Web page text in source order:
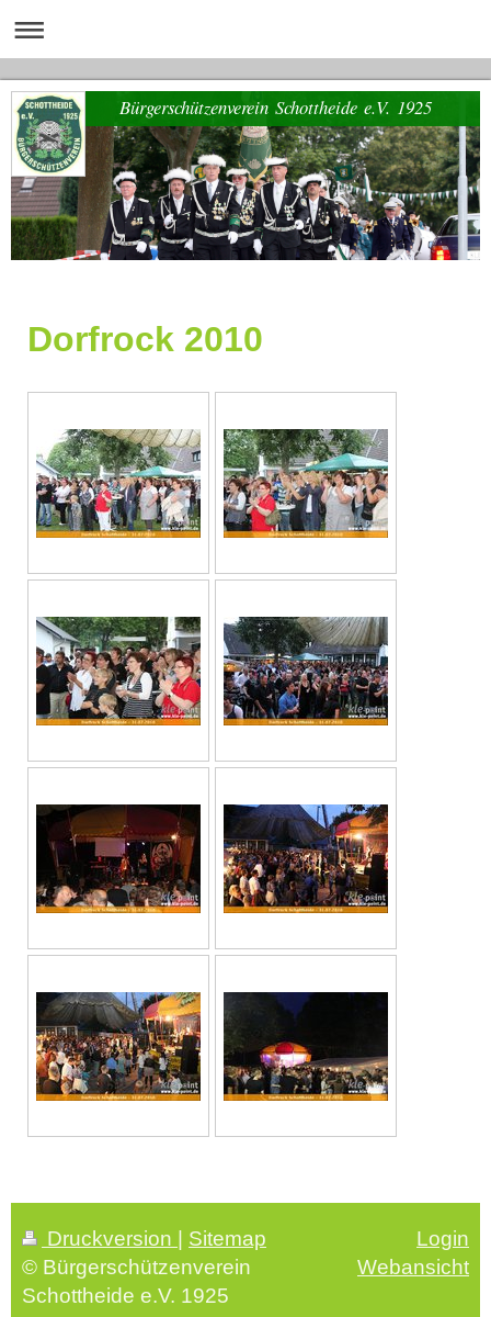
Bürgerschützenverein Schottheide e.V. 1925
Dorfrock 2010
Druckversion | Sitemap
© Bürgerschützenverein
Schottheide e.V. 1925
Login
Webansicht